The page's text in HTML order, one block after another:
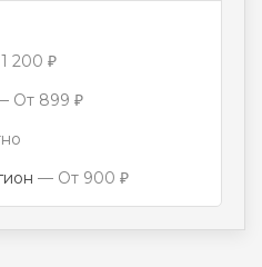
1 200 ₽
От 899 ₽
От 900 ₽